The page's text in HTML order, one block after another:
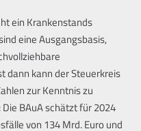
ein Krankenstands
eine Ausgangsbasis,
dann kann der Steuerkreis
zur Kenntnis zu
BAuA schätzt für 2024
von 134 Mrd. Euro und